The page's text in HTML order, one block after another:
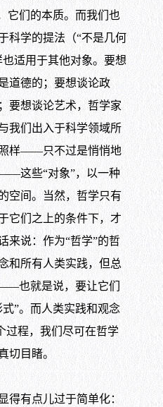
它们的本质。而我们也
科学的提法（“不是几何
适用于其他对象。要想
道德的；要想谈论政
要想谈论艺术，哲学家
我们出入于科学领域所
样——只不过是悄悄地
这些“对象”，以一种
空间。当然，哲学只有
它们之上的条件下，才
来说：作为“哲学”的哲
和所有人类实践，但总
也就是说，要让它们
”。而人类实践和观念
过程，我们尽可在哲学
切目睹。
有点儿过于简单化：